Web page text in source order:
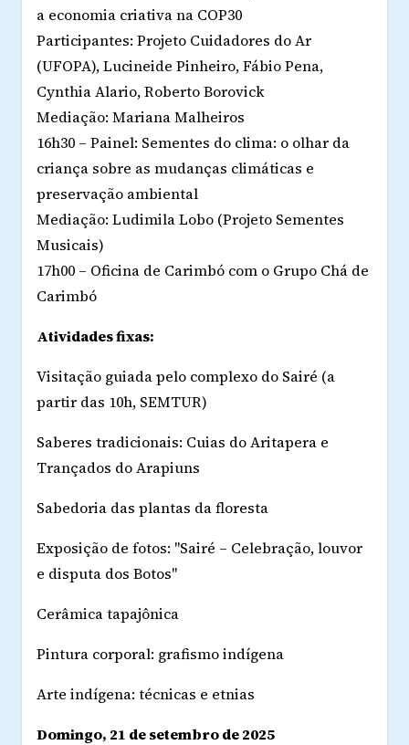
a economia criativa na COP30
Participantes: Projeto Cuidadores do Ar
(UFOPA), Lucineide Pinheiro, Fábio Pena,
Cynthia Alario, Roberto Borovick
Mediação: Mariana Malheiros
16h30 – Painel: Sementes do clima: o olhar da
criança sobre as mudanças climáticas e
preservação ambiental
Mediação: Ludimila Lobo (Projeto Sementes
Musicais)
17h00 – Oficina de Carimbó com o Grupo Chá de
Carimbó
Atividades fixas:
Visitação guiada pelo complexo do Sairé (a
partir das 10h, SEMTUR)
Saberes tradicionais: Cuias do Aritapera e
Trançados do Arapiuns
Sabedoria das plantas da floresta
Exposição de fotos: "Sairé – Celebração, louvor
e disputa dos Botos"
Cerâmica tapajônica
Pintura corporal: grafismo indígena
Arte indígena: técnicas e etnias
Domingo, 21 de setembro de 2025